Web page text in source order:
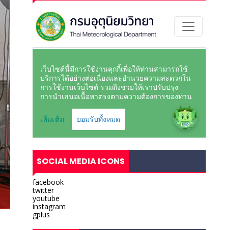
SOCIAL MEDIA ICONS
facebook
twitter
youtube
instagram
gplus